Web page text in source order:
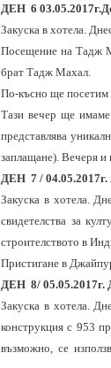
ДЕН 6
Закуска в хотела.
Посещение на Тадж
брат Тадж Махал.
По-късно ще посетим
Тази вечер ще имаме
представлява
заплащане). Вечеря и
ДЕН 7/
Закуска в хотела.
свидетелства за
строителството в
Пристигане в
ДЕН 8/ 05.05.2017г.
Закуска в хотела
конструкция с 953
възможно, се